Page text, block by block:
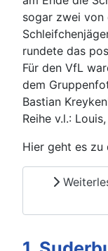
sogar zwei
rundete das
Für den VfL
dem
Bastian
Reihe v.l.:
Hier geht es zu